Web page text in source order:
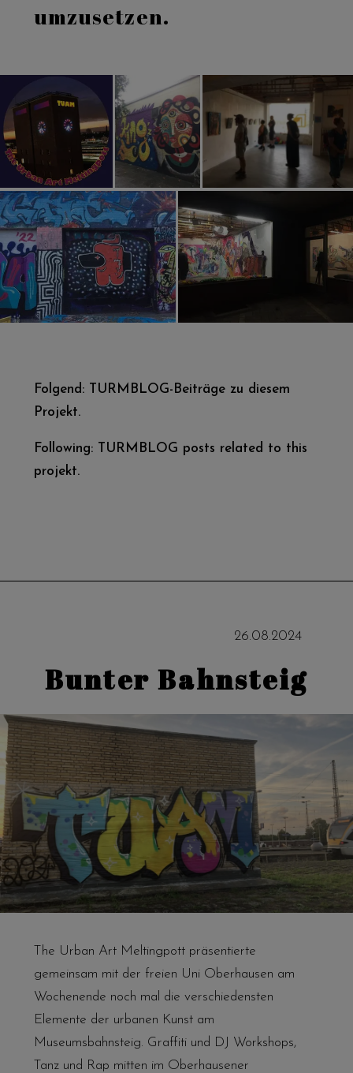
umzusetzen.
Folgend: TURMBLOG-Beiträge zu diesem
Projekt.
Following: TURMBLOG posts related to this
projekt.
26.08.2024
Bunter Bahnsteig
The Urban Art Meltingpott präsentierte
gemeinsam mit der freien Uni Oberhausen am
Wochenende noch mal die verschiedensten
Elemente der urbanen Kunst am
Museumsbahnsteig. Graffiti und DJ Workshops,
Tanz und Rap mitten im Oberhausener